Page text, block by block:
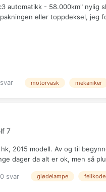
automatikk - 58.000km"
eller toppdeksel, jeg
motorvask mekaniker
7
2015 modell. Av og til
dager da alt er ok, men så
svar glødelampe